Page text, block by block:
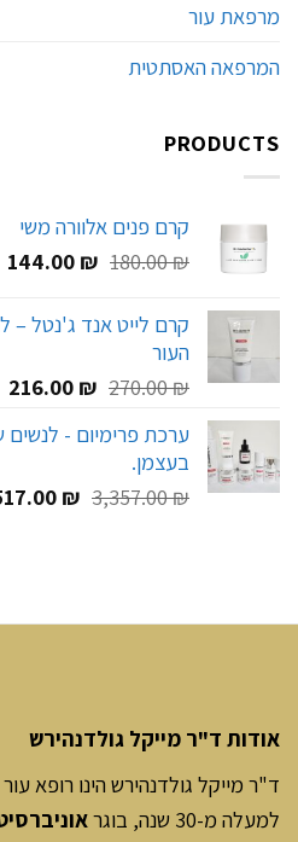
מרפאת עור
המרפאה האסתטית
PRODUCTS
קרם פנים אלוורה משי
180.00₪
המחיר
היה:
144.00 ₪
קרם לייט אנד ג'נטל –
העור
270.00₪
המחיר
היה:
216.00 ₪
ערכת פרימיום - לנשים
בעצמן.
3,357.00₪
המחיר
₪
אודות ד"ר מייקל גולדנהירש
ד"ר מייקל גולדנהירש הינו רופא
למעלה מ-30 שנה, בוגר